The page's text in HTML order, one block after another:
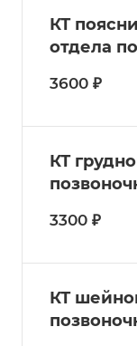
КТ
отдела
3600 ₽
КТ
3300 ₽
КТ